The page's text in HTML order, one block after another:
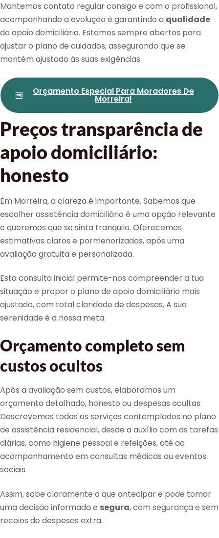
Mantemos contato regular consigo e com o profissional,
acompanhando a evolução e garantindo a qualidade
do apoio domiciliário. Estamos sempre abertos para
ajustar o plano de cuidados, assegurando que se
mantém ajustado às suas exigências.
Orçamento Especial Para Moradores De
Morreira!
Preços transparência de
apoio domiciliário:
honesto
Em Morreira, a clareza é importante. Sabemos que
escolher assistência domiciliário é uma opção relevante
e queremos que se sinta tranquilo. Oferecemos
estimativas claros e pormenorizados, após uma
avaliação gratuita e personalizada.
Esta consulta inicial permite-nos compreender a tua
situação e propor o plano de apoio domiciliário mais
ajustado, com total claridade de despesas. A sua
serenidade é a nossa meta.
Orçamento completo sem
custos ocultos
Após a avaliação sem custos, elaboramos um
orçamento detalhado, honesto ou despesas ocultas.
Descrevemos todos os serviços contemplados no plano
de assistência residencial, desde a auxílio com as tarefas
diárias, como higiene pessoal e refeições, até ao
acompanhamento em consultas médicas ou eventos
sociais.
Assim, sabe claramente o que antecipar e pode tomar
uma decisão informada e segura, com segurança e sem
receios de despesas extra.